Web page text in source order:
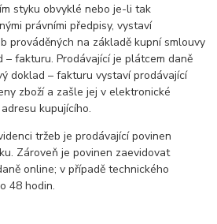
styku obvyklé nebo je-li tak
právními předpisy, vystaví
prováděných na základě kupní smlouvy
– fakturu. Prodávající je plátcem daně
doklad – fakturu vystaví prodávající
zboží a zašle jej v elektronické
kupujícího.
tržeb je prodávající povinen
Zároveň je povinen zaevidovat
online; v případě technického
48 hodin.